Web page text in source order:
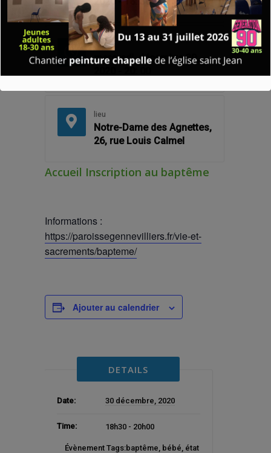
Fin
mercredi, décembre 30,
lieu
Notre-Dame des Agnettes,
26, rue Louis Calmel
Accueil Inscription au baptême
Informations :
https://paroissegennevilliers.fr/vie-et-
sacrements/bapteme/
Ajouter au calendrier
DETAILS
Date: 30 décembre, 2020
Time: 18h30 - 20h00
Évènement Tags:baptême, bébé, état